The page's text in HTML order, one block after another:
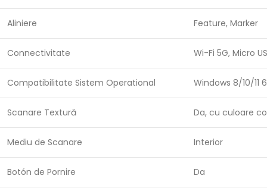
Aliniere Feature, Marker
Connectivitate Wi-Fi 5G, Micro
Compatibilitate Sistem Operational Windows 8/10/11
Scanare Textură Da, cu culoare
Mediu de Scanare Interior
Botón de Pornire Da